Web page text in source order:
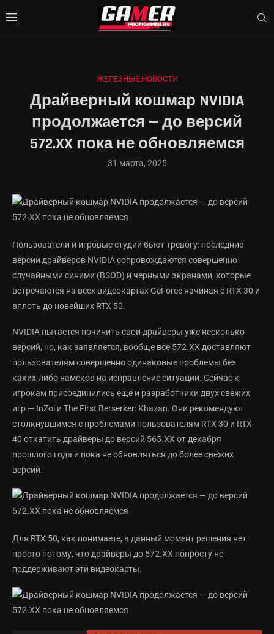
ЖЕЛЕЗНЫЕ НОВОСТИ
Драйверный кошмар NVIDIA
продолжается — до версий
572.XX пока не обновляемся
31 марта, 2025
Пользователи и игровые студии бьют тревогу: последние
версии драйверов NVIDIA сопровождаются совершенно
случайными синими (BSOD) и черными экранами, которые
встречаются на всех видеокартах GeForce начиная с RTX 30 и
вплоть до новейших RTX 50.
NVIDIA пытается починить свои драйверы уже несколько
версий, но, как заявляется, вообще все 572.XX доставляют
пользователям совершенно одинаковые проблемы без
каких-либо намеков на исправление ситуации. Сейчас к
игрокам присоединились еще и разработчики двух свежих
игр — InZoi и The First Berserker: Khazan. Они рекомендуют
столкнувшимся с проблемами пользователям RTX 30 и RTX
40 откатить драйверы до версий 565.XX от декабря
прошлого года и пока не обновляться до более свежих
версий.
Для RTX 50, как понимаете, в данный момент решения нет
просто потому, что драйверы до 572.XX попросту не
поддерживают эти видеокарты.